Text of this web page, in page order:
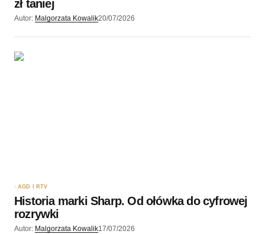
zł taniej
Autor: Malgorzata Kowalik20/07/2026
AGD I RTV
Historia marki Sharp. Od ołówka do cyfrowej
rozrywki
Autor: Malgorzata Kowalik17/07/2026